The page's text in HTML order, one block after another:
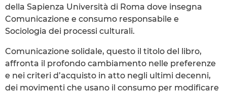
della Sapienza Università di Roma dove insegna
Comunicazione e consumo responsabile e
Sociologia dei processi culturali.
Comunicazione solidale, questo il titolo del libro,
affronta il profondo cambiamento nelle preferenze
e nei criteri d’acquisto in atto negli ultimi decenni,
dei movimenti che usano il consumo per modificare